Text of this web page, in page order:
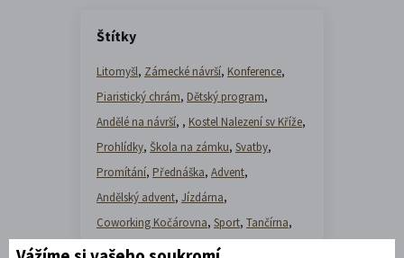
Štítky
Litomyšl, Zámecké návrší, Konference,
Piaristický chrám, Dětský program,
Andělé na návrší, , Kostel Nalezení sv Kříže,
Prohlídky, Škola na zámku, Svatby,
Promítání, Přednáška, Advent,
Andělský advent, Jízdárna,
Coworking Kočárovna, Sport, Tančírna,
Tvář